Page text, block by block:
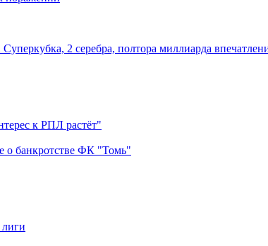
2 серебра, полтора миллиарда
к РПЛ растёт"
о банкротстве ФК "Томь"